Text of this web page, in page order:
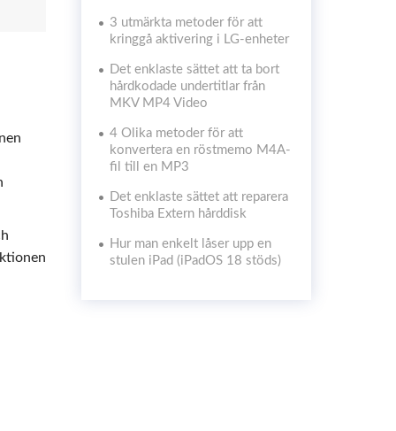
3 utmärkta metoder för att
kringgå aktivering i LG-enheter
Det enklaste sättet att ta bort
hårdkodade undertitlar från
MKV MP4 Video
4 Olika metoder för att
konvertera en röstmemo M4A-
fil till en MP3
Det enklaste sättet att reparera
Toshiba Extern hårddisk
Hur man enkelt låser upp en
stulen iPad (iPadOS 18 stöds)